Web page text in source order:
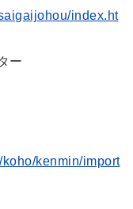
index.ht
ー
kenmin/import